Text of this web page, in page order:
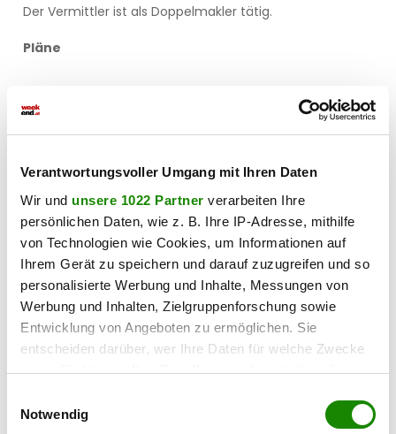
Verantwortungsvoller Umgang mit Ihren Daten
Wir und unsere 1022 Partner verarbeiten Ihre
persönlichen Daten, wie z. B. Ihre IP-Adresse, mithilfe
von Technologien wie Cookies, um Informationen auf
Ihrem Gerät zu speichern und darauf zuzugreifen und so
personalisierte Werbung und Inhalte, Messungen von
Werbung und Inhalten, Zielgruppenforschung sowie
Entwicklung von Angeboten zu ermöglichen. Sie
entscheiden darüber, wer Ihre Daten für welche Zwecke
nutzt. Sie können Ihre Einwilligung jederzeit über die
Trigger Symbol ändern oder widerrufen
Notwendig
Der Vermittler ist als Doppelmakler tätig.
Pläne